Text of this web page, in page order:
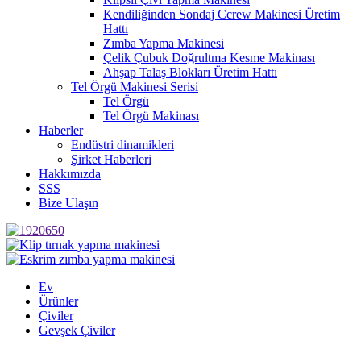
Kendiliğinden Sondaj Ccrew Makinesi Üretim
Hattı
Zımba Yapma Makinesi
Çelik Çubuk Doğrultma Kesme Makinası
Ahşap Talaş Blokları Üretim Hattı
Tel Örgü Makinesi Serisi
Tel Örgü
Tel Örgü Makinası
Haberler
Endüstri dinamikleri
Şirket Haberleri
Hakkımızda
SSS
Bize Ulaşın
Ev
Ürünler
Çiviler
Gevşek Çiviler